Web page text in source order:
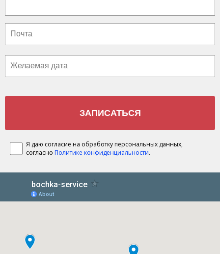
Я даю согласие на обработку персональных данных,
согласно Политике конфиденциальности.